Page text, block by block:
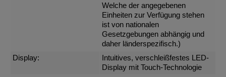
Welche der angegebenen
Einheiten zur Verfügung stehen
ist von nationalen
Gesetzgebungen abhängig und
daher länderspezifisch.)
Display:
Intuitives, verschleißfestes LED-
Display mit Touch-Technologie